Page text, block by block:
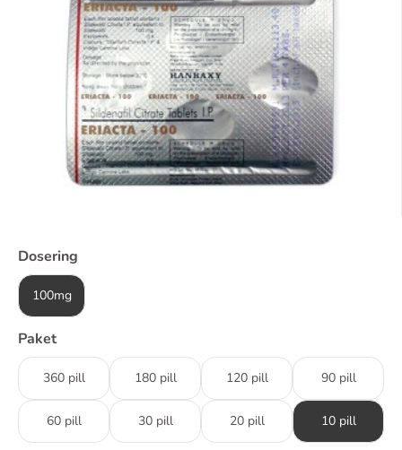
Dosering
100mg
Paket
360 pill 180 pill 120 pill 90 pill
60 pill 30 pill 20 pill 10 pill